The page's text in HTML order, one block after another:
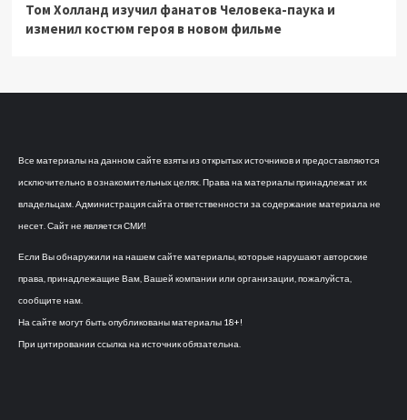
Том Холланд изучил фанатов Человека-паука и
изменил костюм героя в новом фильме
Все материалы на данном сайте взяты из открытых источников и предоставляются
исключительно в ознакомительных целях. Права на материалы принадлежат их
владельцам. Администрация сайта ответственности за содержание материала не
несет. Сайт не является СМИ!
Если Вы обнаружили на нашем сайте материалы, которые нарушают авторские
права, принадлежащие Вам, Вашей компании или организации, пожалуйста,
сообщите нам.
На сайте могут быть опубликованы материалы 18+!
При цитировании ссылка на источник обязательна.